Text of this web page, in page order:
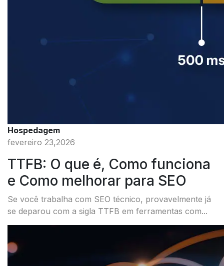
Hospedagem
fevereiro 23,2026
TTFB: O que é, Como funciona
e Como melhorar para SEO
Se você trabalha com SEO técnico, provavelmente já
se deparou com a sigla TTFB em ferramentas com...